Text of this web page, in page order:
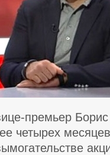
премьер
четырех